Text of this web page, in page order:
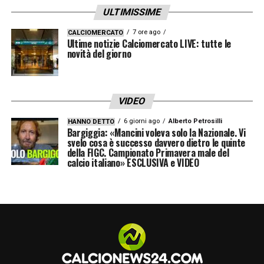
ULTIMISSIME
CALCIOMERCATO 7 ore ago
Ultime notizie Calciomercato LIVE: tutte le
novità del giorno
VIDEO
HANNO DETTO 6 giorni ago Alberto Petrosilli
Bargiggia: «Mancini voleva solo la Nazionale. Vi
svelo cosa è successo davvero dietro le quinte
della FIGC. Campionato Primavera male del
calcio italiano» ESCLUSIVA e VIDEO